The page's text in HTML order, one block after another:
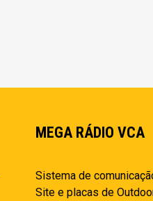
MEGA RÁDIO VCA
Sistema de
Site e placas de